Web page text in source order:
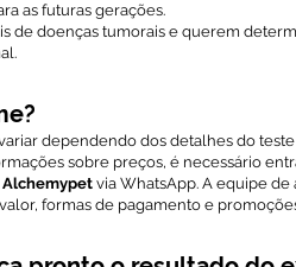
as futuras gerações.
de doenças tumorais e querem
dependendo dos detalhes do
sobre preços, é necessário
via WhatsApp. A equipe
formas de pagamento e